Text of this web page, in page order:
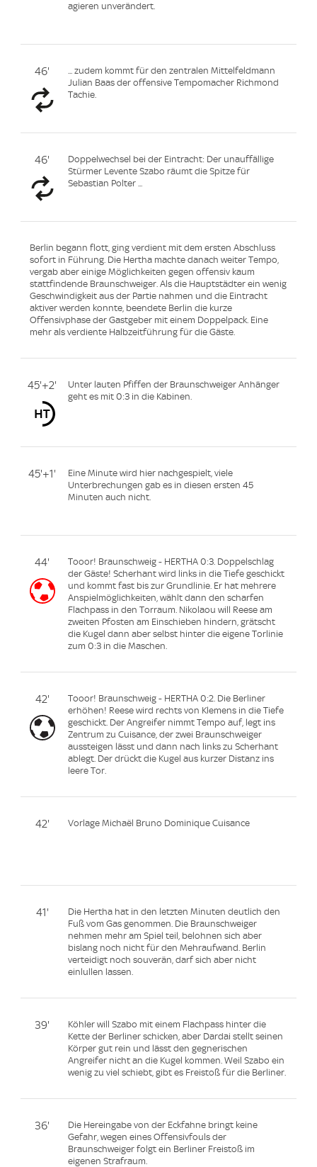
agieren unverändert.
46'
... zudem kommt für den zentralen Mittelfeldmann
Julian Baas der offensive Tempomacher Richmond
Tachie.
46'
Doppelwechsel bei der Eintracht: Der unauffällige
Stürmer Levente Szabo räumt die Spitze für
Sebastian Polter ...
Berlin begann flott, ging verdient mit dem ersten Abschluss
sofort in Führung. Die Hertha machte danach weiter Tempo,
vergab aber einige Möglichkeiten gegen offensiv kaum
stattfindende Braunschweiger. Als die Hauptstädter ein wenig
Geschwindigkeit aus der Partie nahmen und die Eintracht
aktiver werden konnte, beendete Berlin die kurze
Offensivphase der Gastgeber mit einem Doppelpack. Eine
mehr als verdiente Halbzeitführung für die Gäste.
45'+2'
Unter lauten Pfiffen der Braunschweiger Anhänger
geht es mit 0:3 in die Kabinen.
45'+1'
Eine Minute wird hier nachgespielt, viele
Unterbrechungen gab es in diesen ersten 45
Minuten auch nicht.
44'
Tooor! Braunschweig - HERTHA 0:3. Doppelschlag
der Gäste! Scherhant wird links in die Tiefe geschickt
und kommt fast bis zur Grundlinie. Er hat mehrere
Anspielmöglichkeiten, wählt dann den scharfen
Flachpass in den Torraum. Nikolaou will Reese am
zweiten Pfosten am Einschieben hindern, grätscht
die Kugel dann aber selbst hinter die eigene Torlinie
zum 0:3 in die Maschen.
42'
Tooor! Braunschweig - HERTHA 0:2. Die Berliner
erhöhen! Reese wird rechts von Klemens in die Tiefe
geschickt. Der Angreifer nimmt Tempo auf, legt ins
Zentrum zu Cuisance, der zwei Braunschweiger
aussteigen lässt und dann nach links zu Scherhant
ablegt. Der drückt die Kugel aus kurzer Distanz ins
leere Tor.
42' Vorlage Michaël Bruno Dominique Cuisance
41'
Die Hertha hat in den letzten Minuten deutlich den
Fuß vom Gas genommen. Die Braunschweiger
nehmen mehr am Spiel teil, belohnen sich aber
bislang noch nicht für den Mehraufwand. Berlin
verteidigt noch souverän, darf sich aber nicht
einlullen lassen.
39'
Köhler will Szabo mit einem Flachpass hinter die
Kette der Berliner schicken, aber Dardai stellt seinen
Körper gut rein und lässt den gegnerischen
Angreifer nicht an die Kugel kommen. Weil Szabo ein
wenig zu viel schiebt, gibt es Freistoß für die Berliner.
36'
Die Hereingabe von der Eckfahne bringt keine
Gefahr, wegen eines Offensivfouls der
Braunschweiger folgt ein Berliner Freistoß im
eigenen Strafraum.